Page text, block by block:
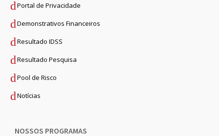
Portal de Privacidade
Demonstrativos Financeiros
Resultado IDSS
Resultado Pesquisa
Pool de Risco
Notícias
NOSSOS PROGRAMAS